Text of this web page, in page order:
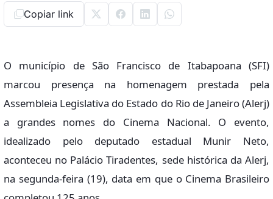
Copiar link
O município de São Francisco de Itabapoana (SFI)
marcou presença na homenagem prestada pela
Assembleia Legislativa do Estado do Rio de Janeiro (Alerj)
a grandes nomes do Cinema Nacional. O evento,
idealizado pelo deputado estadual Munir Neto,
aconteceu no Palácio Tiradentes, sede histórica da Alerj,
na segunda-feira (19), data em que o Cinema Brasileiro